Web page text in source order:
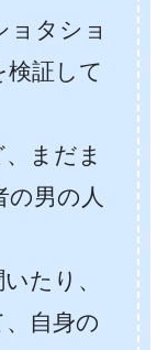
ョタショ
検証して
まだま
の男の人
たり、
自身の